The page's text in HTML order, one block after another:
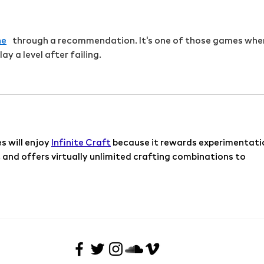
through a recommendation. It's one of those games
a level after failing.
will enjoy Infinite Craft because it rewards
and offers virtually unlimited crafting combinations to